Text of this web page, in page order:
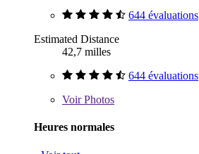
644 évaluations
Estimated Distance
42,7 milles
644 évaluations
VoirPhotos
Heures normales